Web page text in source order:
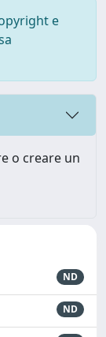
e
o creare un
ND
ND